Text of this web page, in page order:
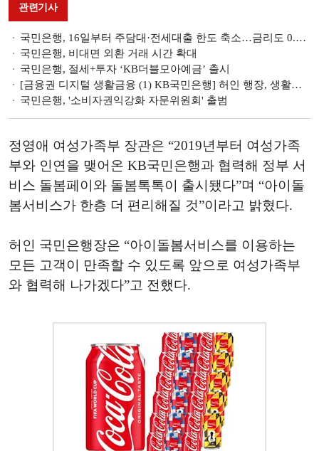
관련기사
국민은행, 16일부터 주담대·전세대출 한도 축소…금리도 0.15%p↑
국민은행, 비대면 외환 거래 시간 확대
국민은행, 절세+투자 ‘KB더블모아예금’ 출시
[금융권 디지털 생활금융 (1) KB국민은행] 허인 행장, 생활플랫폼 전면전환 승부수
국민은행, '소비자권익강화 자문위원회' 출범
정영애 여성가족부 장관은 “2019년부터 여성가족
부와 인연을 맺어온 KB국민은행과 협력해 정부 서
비스 돌봄페이와 돌봄톡톡이 출시됐다”며 “아이돌
봄서비스가 한층 더 편리해질 것”이라고 밝혔다.
허인 국민은행장은 “아이돌봄서비스를 이용하는
모든 고객이 만족할 수 있도록 앞으로 여성가족부
와 협력해 나가겠다”고 전했다.